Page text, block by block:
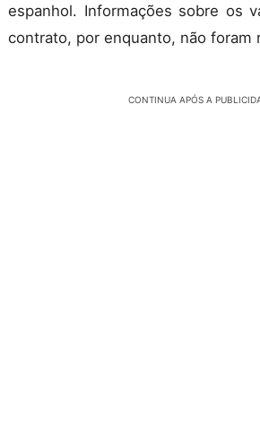
espanhol. Informações sobre os
contrato, por enquanto, não foram
CONTINUA APÓS A